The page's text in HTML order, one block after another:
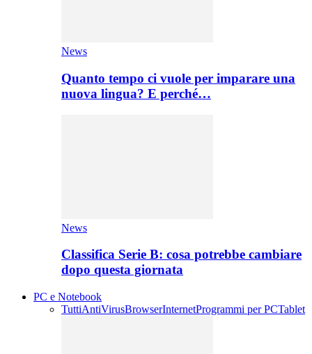
News
Quanto tempo ci vuole per imparare una
nuova lingua? E perché…
News
Classifica Serie B: cosa potrebbe cambiare
dopo questa giornata
PC e Notebook
TuttiAntiVirusBrowserInternetProgrammi per PCTablet